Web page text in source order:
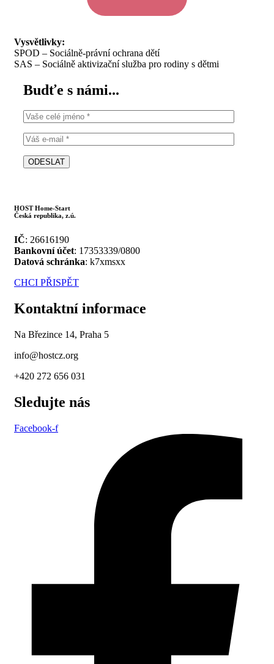
Vysvětlivky:
SPOD – Sociálně-právní ochrana dětí
SAS – Sociálně aktivizační služba pro rodiny s dětmi
Budťe s námi...
HOST Home-Start
Česká republika, z.ú.
IČ: 26616190
Bankovní účet: 17353339/0800
Datová schránka: k7xmsxx
CHCI PŘISPĚT
Kontaktní informace
Na Březince 14, Praha 5
info@hostcz.org
+420 272 656 031
Sledujte nás
Facebook-f